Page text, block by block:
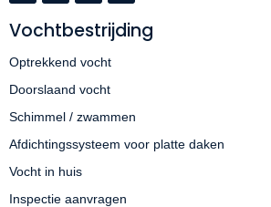
Vochtbestrijding
Optrekkend vocht
Doorslaand vocht
Schimmel / zwammen
Afdichtingssysteem voor platte daken
Vocht in huis
Inspectie aanvragen